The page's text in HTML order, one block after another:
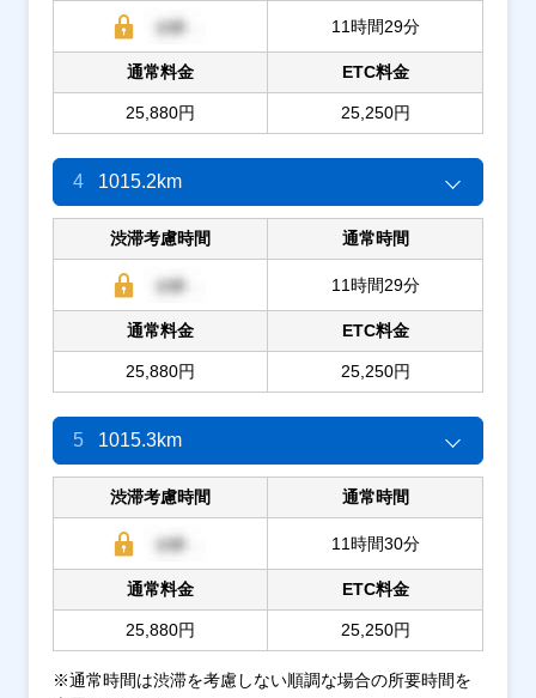
11時間29分
通常料金
25,880円
ETC料金
25,250円
4 1015.2km
渋滞考慮時間 通常時間
11時間29分
通常料金
25,880円
ETC料金
25,250円
5 1015.3km
渋滞考慮時間 通常時間
11時間30分
通常料金
25,880円
ETC料金
25,250円
※通常時間は渋滞を考慮しない順調な場合の所要時間を